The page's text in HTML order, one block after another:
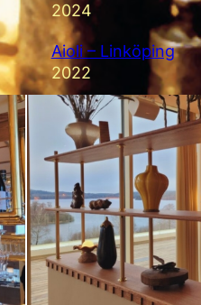
2024
Aioli – Linköping
2022